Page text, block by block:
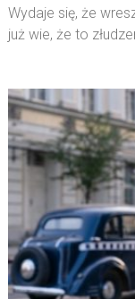
Wydaje się, że
już wie, że to